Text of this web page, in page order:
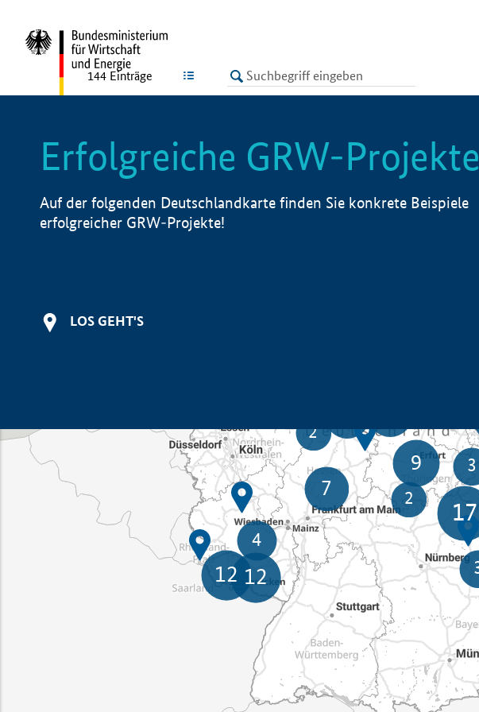
LISTE
144 Einträge
Erfolgreiche GRW-Projekte
Auf der folgenden Deutschlandkarte finden Sie konkrete Beispiele
erfolgreicher GRW-Projekte!
LOS GEHT'S